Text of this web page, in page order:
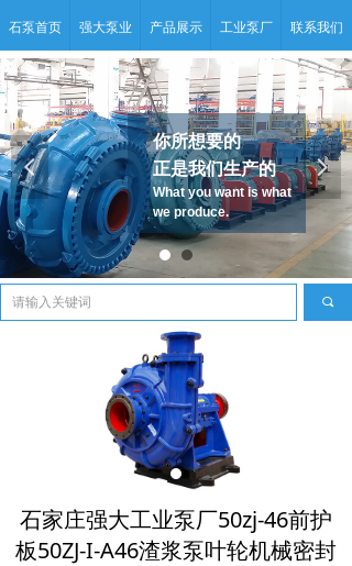
你所想要的
正是我们生产的
What you want is what
we produce.
넳 넲
石泵首页 强大泵业 产品展示 工业泵厂 联系我们
끠
石家庄强大工业泵厂50zj-46前护
板50ZJ-I-A46渣浆泵叶轮机械密封